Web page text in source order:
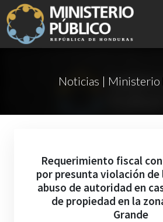
Noticias | Ministerio
Requerimiento fiscal
por presunta violación de
abuso de autoridad en
de propiedad en la
Grande